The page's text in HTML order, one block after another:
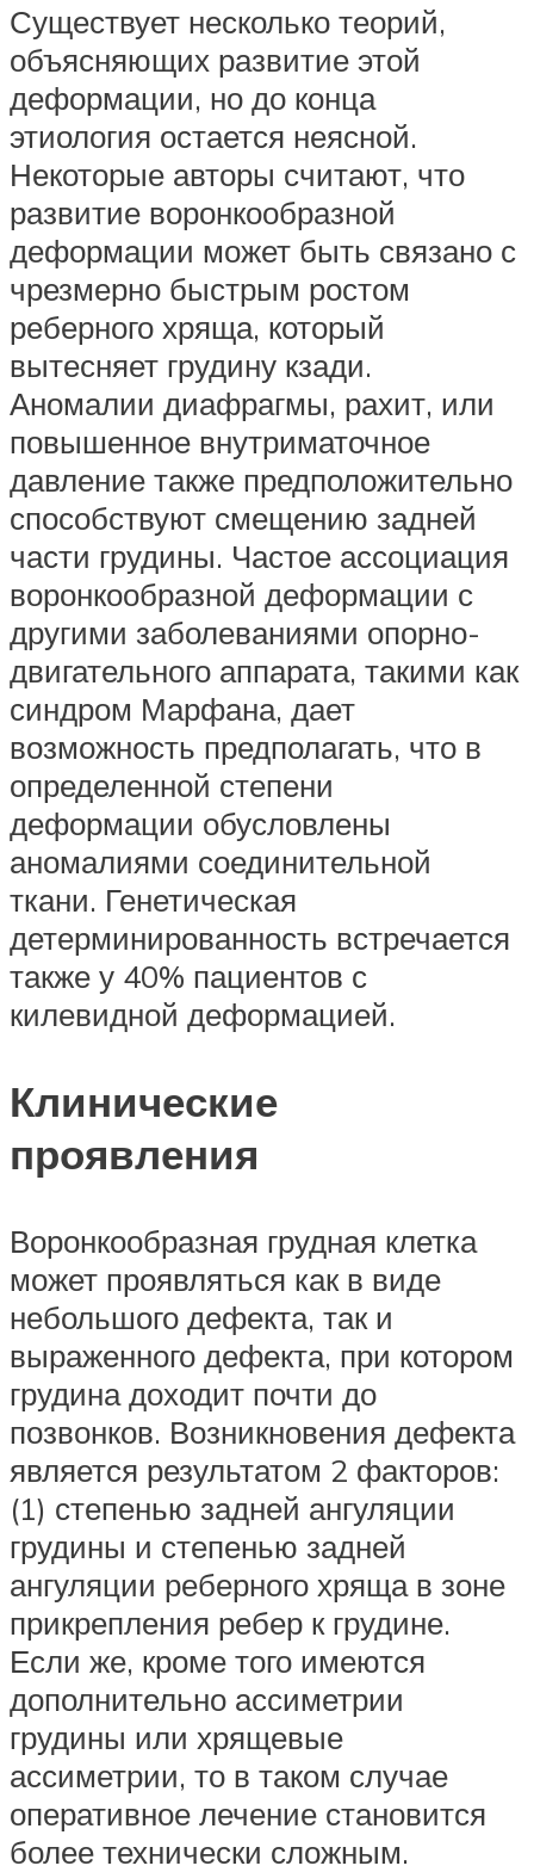
Существует несколько теорий,
объясняющих развитие этой
деформации, но до конца
этиология остается неясной.
Некоторые авторы считают, что
развитие воронкообразной
деформации может быть связано с
чрезмерно быстрым ростом
реберного хряща, который
вытесняет грудину кзади.
Аномалии диафрагмы, рахит, или
повышенное внутриматочное
давление также предположительно
способствуют смещению задней
части грудины. Частое ассоциация
воронкообразной деформации с
другими заболеваниями опорно-
двигательного аппарата, такими как
синдром Марфана, дает
возможность предполагать, что в
определенной степени
деформации обусловлены
аномалиями соединительной
ткани. Генетическая
детерминированность встречается
также у 40% пациентов с
килевидной деформацией.
Клинические
проявления
Воронкообразная грудная клетка
может проявляться как в виде
небольшого дефекта, так и
выраженного дефекта, при котором
грудина доходит почти до
позвонков. Возникновения дефекта
является результатом 2 факторов:
(1) степенью задней ангуляции
грудины и степенью задней
ангуляции реберного хряща в зоне
прикрепления ребер к грудине.
Если же, кроме того имеются
дополнительно ассиметрии
грудины или хрящевые
ассиметрии, то в таком случае
оперативное лечение становится
более технически сложным.